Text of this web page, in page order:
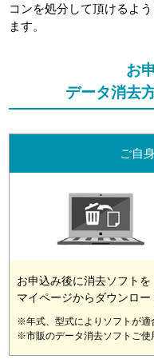
コンを処分して頂けるよ
ます。
お
データ消去
ご自
お申込み後に消去ソフトを
マイページからダウンロー
※年式、型式によりソフトが適
※市販のデータ消去ソフトご使